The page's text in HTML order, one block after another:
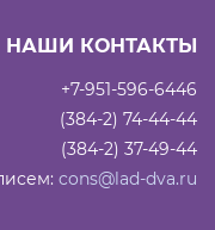
НАШИ КОНТАКТЫ
+7-951-596-6446
(384-2) 74-44-44
(384-2) 37-49-44
cons@lad-dva.ru